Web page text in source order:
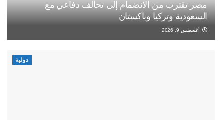
مصر تقترب من الانضمام إلى تحالف دفاعي مع
السعودية وتركيا وباكستان
أغسطس 9, 2026
دولية